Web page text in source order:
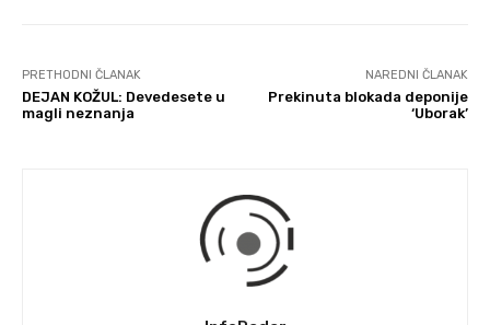
PRETHODNI ČLANAK
DEJAN KOŽUL: Devedesete u
magli neznanja
NAREDNI ČLANAK
Prekinuta blokada deponije
‘Uborak’